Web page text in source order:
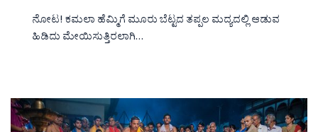
ನೋಟ! ಕಮಲಾ ಹೆಮ್ಮಿಗೆ ಮೂರು ಬೆಟ್ಟದ ತಪ್ಪಲ ಮದ್ಯದಲ್ಲಿ ಆಡುವ
ಹಿಡಿದು ಮೇಯಿಸುತ್ತಿರಲಾಗಿ…